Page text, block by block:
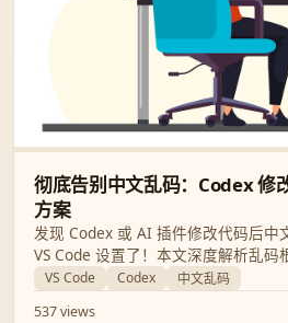
彻底告别中文乱码：Codex 修
方案
发现 Codex 或 AI 插件修改代码后中
VS Code 设置了！本文深度解析乱码
端与编辑器编码，彻底解决
冲突。
VS Code Codex
中文乱码
537 views